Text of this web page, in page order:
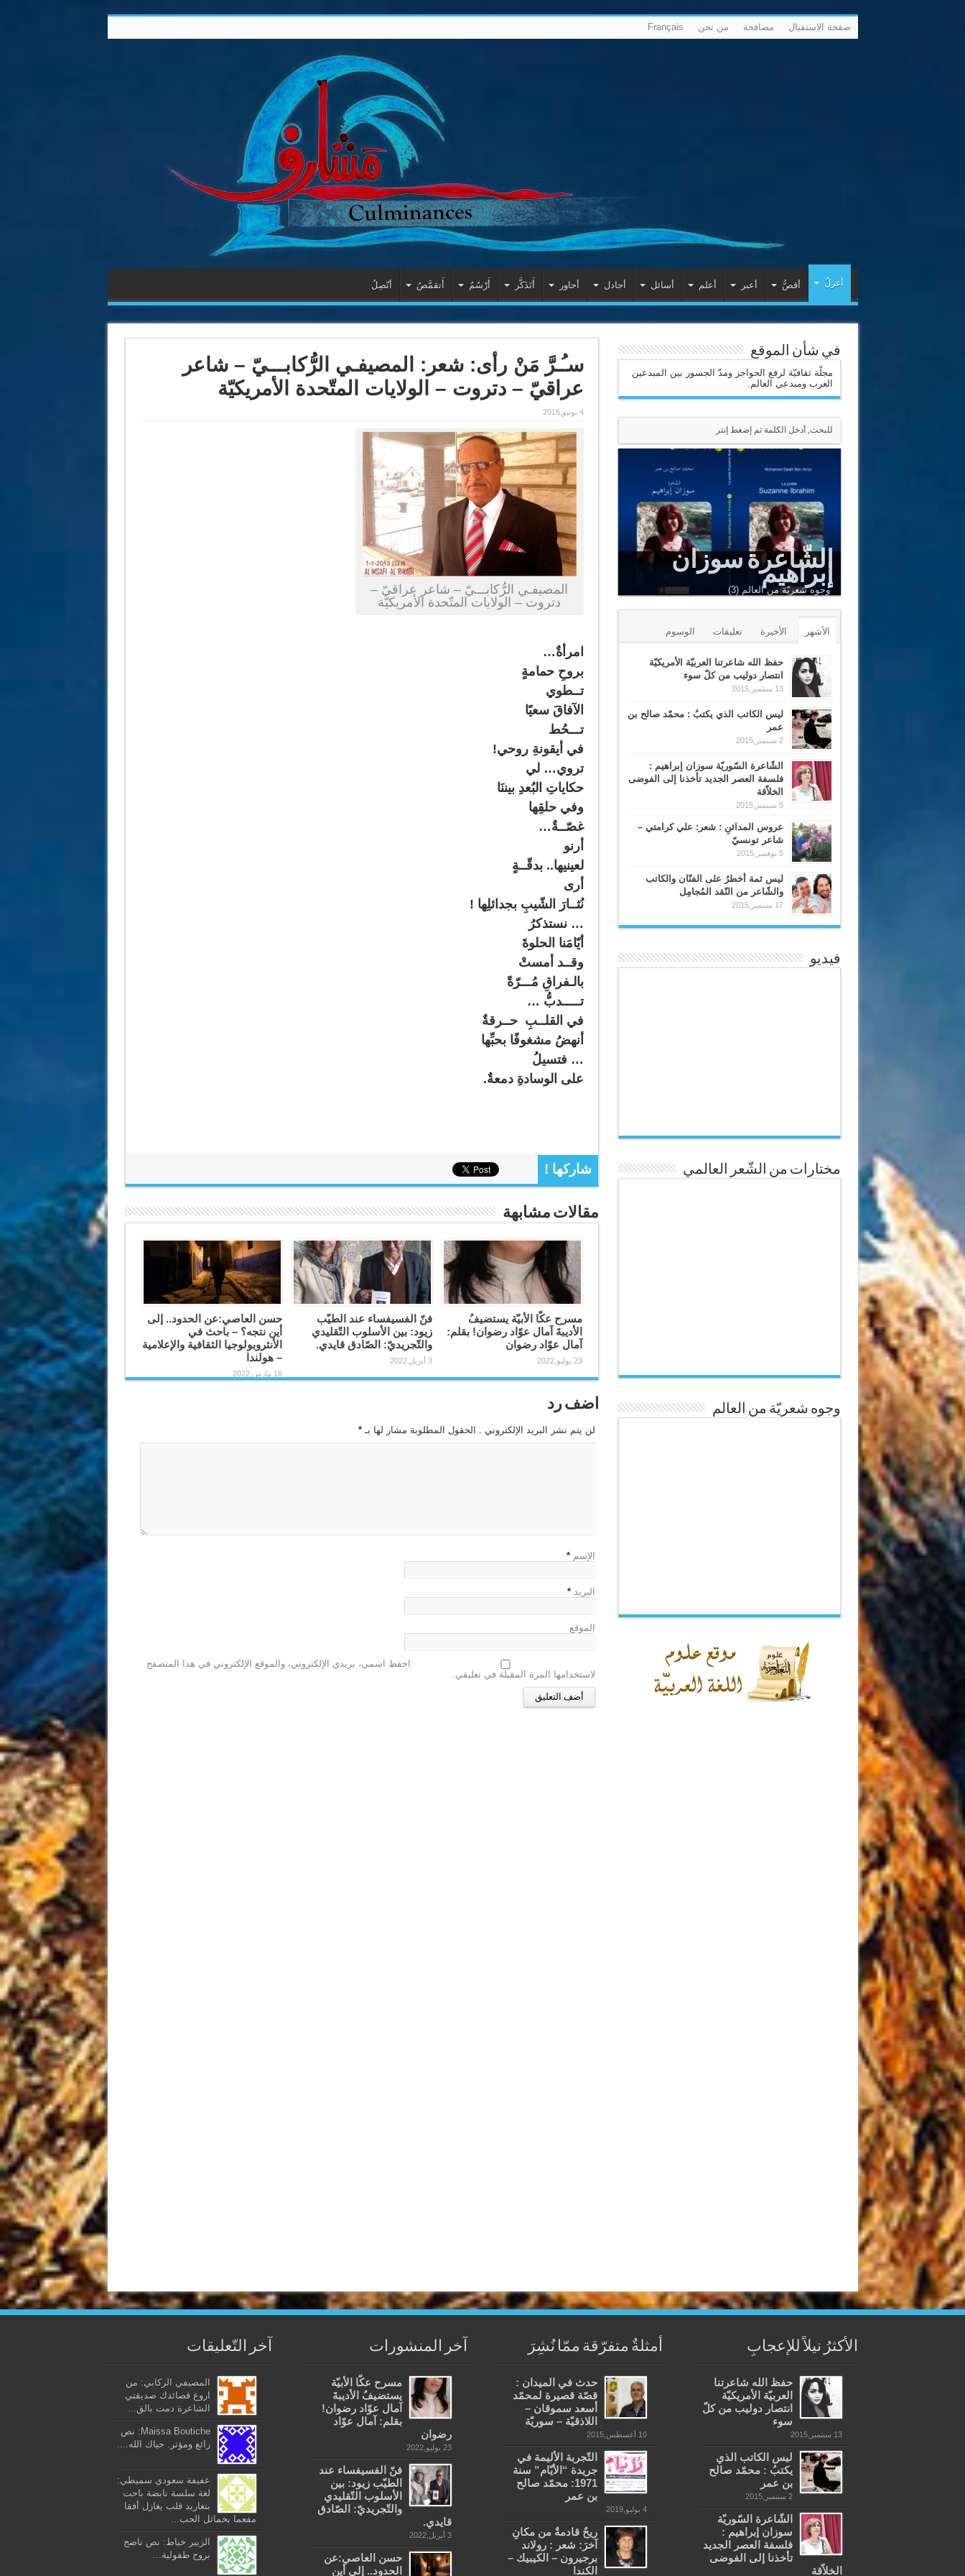
صفحة الاستقبال مصافحة من نحن Français
أغزلٌ أقصُّ أعبر أعلم أسائل أجادل أحاور أَتَذَكَّر أَرْسُمُ أَتقمَّصُ أتّصِلُ
سـُـرَّ مَنْ رأى: شعر: المصيفـي الرُّكابـــيّ – شاعر
عراقيّ – دتروت – الولايات المتّحدة الأمريكيّة
4 يونيو,2016
المصيفـي الرُّكابـــيّ – شاعر عراقيّ –
دتروت – الولايات المتّحدة الأمريكيّة
امرأةٌ…
بروحِ حمامةٍ
تــطوي
الآفاقَ سعيًا
تـــحُط
في أيقونةِ روحي!
تروي… لي
حكاياتِ البُعدِ بيننَا
وفي حلقِها
غصّــةٌ…
أرنو
لعينيها.. بدقّــةٍ
أرى
نُثــارَ الشّيبِ بجدائلِها !
… نستذكرُ
أيّامَنا الحلوةَ
وقــد أمستْ
بالـفراقِ مُـــرّةً
تـــــدبُّ …
في القلــبِ حــرقةٌ
أنهضُ مشغوفًا بحبِّها
… فتسيلُ
على الوسادةِ دمعةٌ.
شاركها !
مقالات مشابهة
مسرح عكّا الأبيّة يستضيفُ
الأديبةَ آمال عوّاد رضوان! بقلم:
آمال عوّاد رضوان
23 يوليو,2022
فنّ الفسيفساء عند الطيّب
زيود: بين الأسلوب التّقليدي
والتّجريديّ: الصّادق قايدي.
3 أبريل,2022
حسن العاصي:عن الحدود.. إلى
أين نتجه؟ – باحث في
الأنثروبولوجيا الثقافية والإعلامية
– هولندا
16 مارس,2022
اضف رد
لن يتم نشر البريد الإلكتروني . الحقول المطلوبة مشار لها بـ*
الإسم *
البريد *
الموقع
احفظ اسمي، بريدي الإلكتروني، والموقع الإلكتروني في هذا المتصفح
لاستخدامها المرة المقبلة في تعليقي.
في شأن الموقع
مجلّة ثقافيّة لرفع الحواجز ومدّ الجسور بين المبدعين
العرب ومبدعي العالم.
الشّاعرة سوزان
إبراهيم
وجوه شعريّة من العالم (3)
الأشهر الأخيرة تعليقات الوسوم
حفظ الله شاعرتنا العربيّة الأمريكيّة
انتصار دوليب من كلّ سوء
13 سبتمبر,2015
ليس الكاتب الذي يكتبُ : محمّد صالح بن
عمر
2 سبتمبر,2015
الشّاعرة السّوريّة سوزان إبراهيم :
فلسفة العصر الجديد تأخذنا إلى الفوضى
الخلاّقة
5 سبتمبر,2015
عروس المدائنِ : شعر: علي كرامتي –
شاعر تونسيّ
5 نوفمبر,2015
ليس ثمة أخطرُ على الفنّان والكاتب
والشّاعر من النّقد المُجامِل
17 سبتمبر,2015
فيديو
مختارات من الشّعر العالمي
وجوه شعريّة من العالم
الأكثرُ نيلاً للإعجابِ
حفظ الله شاعرتنا
العربيّة الأمريكيّة
انتصار دوليب من كلّ
سوء
13 سبتمبر,2015
ليس الكاتب الذي
يكتبُ : محمّد صالح
بن عمر
2 سبتمبر,2015
الشّاعرة السّوريّة
سوزان إبراهيم :
فلسفة العصر الجديد
تأخذنا إلى الفوضى
الخلاّقة
أمثلةٌ متفرّقة ممّا نُشِرَ
حدث في الميدان :
قصّة قصيرة لمحمّد
أسعد سموقان –
اللاذقيّة – سوريّة
10 أغسطس,2015
التّجربة الأليمة في
جريدة “الأيّام” سنة
1971: محمّد صالح
بن عمر
4 يوليو,2019
ريحٌ قادمةٌ من مكانِ
آخرَ: شعر : رولاند
برجيرون – الكيبيك –
الكندا
آخر المنشورات
مسرح عكّا الأبيّة
يستضيفُ الأديبةَ
آمال عوّاد رضوان!
بقلم: آمال عوّاد
رضوان
23 يوليو,2022
فنّ الفسيفساء عند
الطيّب زيود: بين
الأسلوب التّقليدي
والتّجريديّ: الصّادق
قايدي.
3 أبريل,2022
حسن العاصي:عن
الحدود.. إلى أين
آخر التّعليقات
المصيفي الركابي: من
اروع قصائدك صديقتي
الشاعرة دمت بالق...
Maissa Boutiche: نص
رائع ومؤثر. حياك الله....
عفيفة سعودي سميطي:
لغة سلسة نابضة باحت
بتغاريد قلب يغازل أفقا
مفعما بخمائل الحب...
الزبير خياط: نص ناضج
بروح طفولية...